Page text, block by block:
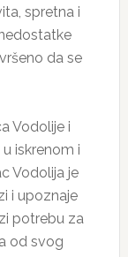
spretna i
da se
Vodolije i
iskrenom i
Vodolija je
i upoznaje
potrebu za
od svog